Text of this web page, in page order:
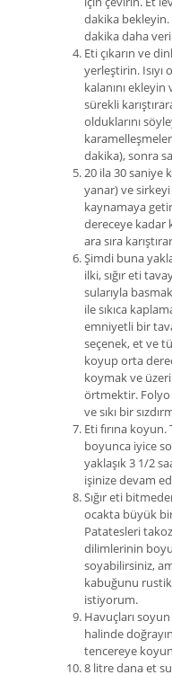
dakika
dakika daha
Eti çıkarın ve
yerleştirin. Isıyı
kalanını
sürekli
olduklarını
dakika), sonra
20 ila 30 saniye
yanar) ve sirkeyi
kaynamaya
dereceye kadar
ara sıra
Şimdi buna
ilki, sığır eti
sularıyla
ile sıkıca
emniyetli bir
seçenek, et ve
koyup orta
koymak ve
örtmektir. Folyo
ve sıkı bir
Eti fırına
boyunca iyice
yaklaşık 3 1/2
işinize devam
Sığır eti
ocakta büyük
Patatesleri
dilimlerinin
soyabilirsiniz,
kabuğunu
istiyorum.
Havuçları
halinde
tencereye
8 litre dana et